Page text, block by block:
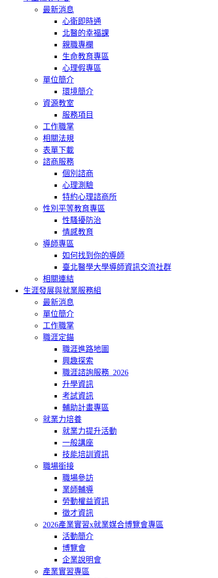
最新消息
心衛即時通
北醫的幸福課
親職專欄
生命教育專區
心理假專區
單位簡介
環境簡介
資源教室
服務項目
工作職掌
相關法規
表單下載
諮商服務
個別諮商
心理測驗
特約心理諮商所
性別平等教育專區
性騷擾防治
情感教育
導師專區
如何找到你的導師
臺北醫學大學導師資訊交流社群
相關連結
生涯發展與就業服務組
最新消息
單位簡介
工作職掌
職涯定錨
職涯進路地圖
興趣探索
職涯諮詢服務_2026
升學資訊
考試資訊
輔助計畫專區
就業力培養
就業力提升活動
一般講座
技能培訓資訊
職場銜接
職場參訪
業師輔導
勞動權益資訊
徵才資訊
2026產業實習x就業媒合博覽會專區
活動簡介
博覽會
企業說明會
產業實習專區